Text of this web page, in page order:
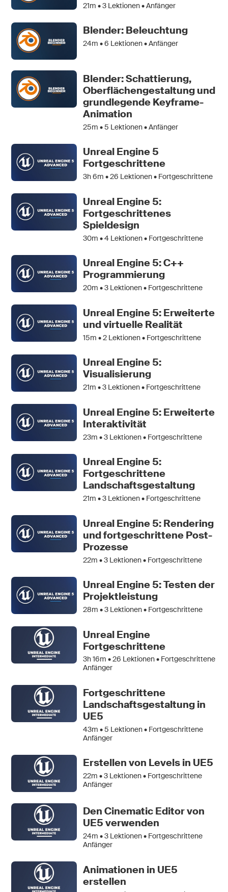
21m •3 Lektionen • Anfänger
Blender: Beleuchtung
24m •6 Lektionen • Anfänger
Blender: Schattierung,
Oberflächengestaltung und
grundlegende Keyframe-
Animation
25m •5 Lektionen • Anfänger
Unreal Engine 5
Fortgeschrittene
3h 6m •26 Lektionen • Fortgeschrittene
Unreal Engine 5:
Fortgeschrittenes
Spieldesign
30m •4 Lektionen • Fortgeschrittene
Unreal Engine 5: C++
Programmierung
20m •3 Lektionen • Fortgeschrittene
Unreal Engine 5: Erweiterte
und virtuelle Realität
15m •2 Lektionen • Fortgeschrittene
Unreal Engine 5:
Visualisierung
21m •3 Lektionen • Fortgeschrittene
Unreal Engine 5: Erweiterte
Interaktivität
23m •3 Lektionen • Fortgeschrittene
Unreal Engine 5:
Fortgeschrittene
Landschaftsgestaltung
21m •3 Lektionen • Fortgeschrittene
Unreal Engine 5: Rendering
und fortgeschrittene Post-
Prozesse
22m •3 Lektionen • Fortgeschrittene
Unreal Engine 5: Testen der
Projektleistung
28m •3 Lektionen • Fortgeschrittene
Unreal Engine
Fortgeschrittene
3h 16m •26 Lektionen • Fortgeschrittene
Anfänger
Fortgeschrittene
Landschaftsgestaltung in
UE5
43m •5 Lektionen • Fortgeschrittene
Anfänger
Erstellen von Levels in UE5
22m •3 Lektionen • Fortgeschrittene
Anfänger
Den Cinematic Editor von
UE5 verwenden
24m •3 Lektionen • Fortgeschrittene
Anfänger
Animationen in UE5
erstellen